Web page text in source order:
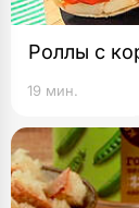
Роллы с
19 мин.